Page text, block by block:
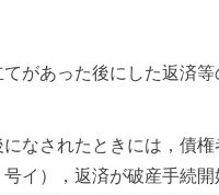
があった後にした返済等
なされたときには，債権
イ），返済が破産手続開